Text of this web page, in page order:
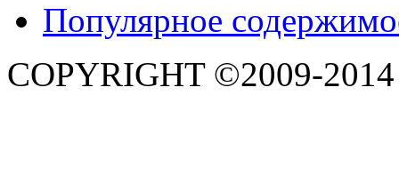
Популярное
COPYRIGHT ©2009-